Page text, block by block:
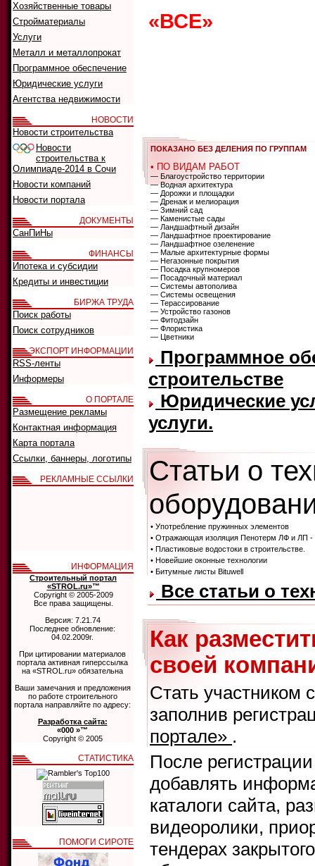
«ВСЕ»
ПОКАЗАНО БЕЗ ДЕЛЕНИЯ ПО ГРУППАМ
• ПО ВИДАМ РАБОТ
— Благоустройство территории
— Водная архитектура
— Дорожки и площадки
— Дренаж и мелиорация
— Зимний сад
— Каменистые сады
— Ландшафтный дизайн
— Ландшафтное проектирование
— Ландшафтное озеленение
— Малые архитектурные формы
— Негазонные покрытия
— Посадка крупномеров
— Посадочный материал
— Системы автополива
— Системы освещения
— Терассирование
— Устройство газонов
— Фитодзайн
— Флористика
— Цветники
Программное
строительстве
Юридические
услуги.
Статьи о
• Употребление пружинных элементов
• Отражающая изоляция Пенотерм ЛФ и ЛП
• Пластиковые водостоки в строительстве.
• Новейшие оконные технологии
• Битумные листы Bituwell
Все статьи о
Как
своей
Стать участником
заполнив
портале» .
После
добавлять
каталоги сайта,
видеоролики,
тендерах
Хозяйственные товары
Стройматериалы
Услуги
Металл и металлопрокат
Программное обеспечение
Юридические услуги
Агентства недвижимости
НОВОСТИ
Новости строительства
Новости
строительства к
Олимпиаде-2014 в Сочи
Новости компаний
Новости портала
ДОКУМЕНТЫ
СанПиНы
ФИНАНСЫ
Ипотека и субсидии
Кредиты и инвестиции
БИРЖА ТРУДА
Поиск работы
Поиск сотрудников
ЭКСПОРТ ИНФОРМАЦИИ
RSS-ленты
Информеры
О ПОРТАЛЕ
Размещение рекламы
Контактная информация
Карта портала
Ссылки, баннеры, логотипы
РЕКЛАМНЫЕ ССЫЛКИ
ИНФОРМАЦИЯ
Строительный портал
«STROL.ru»™
Copyright © 2005-2009
Все права защищены.
Версия: 7.21.74
Последнее обновление:
04.02.2009г.
При цитировании материалов
портала активная гиперссылка
на «STROL.ru» обязательна
Ваши замечания и предложения
по работе строительного
портала направляйте по адресу:
Разработка сайта:
«000 »™
Copyright © 2005
СТАТИСТИКА
ПОМОГИ СИРОТЕ